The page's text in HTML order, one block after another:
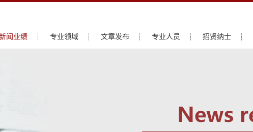
闻业绩 专业领域 文章发布 专业人员 招贤纳士